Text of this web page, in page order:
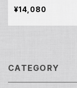
0427]
¥14,080
CATEGORY